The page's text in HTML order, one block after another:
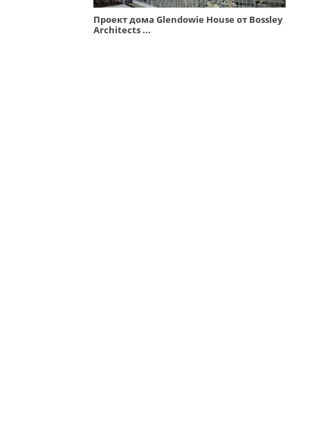
Проект дома Glendowie House от Bossley
Architects ...